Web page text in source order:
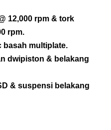
12,000 rpm & tork
rpm.
basah multiplate.
dwipiston & belakang
& suspensi belakang